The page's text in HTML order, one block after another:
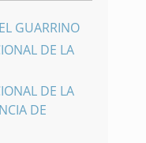
GUARRINO
DE LA
DE LA
DE